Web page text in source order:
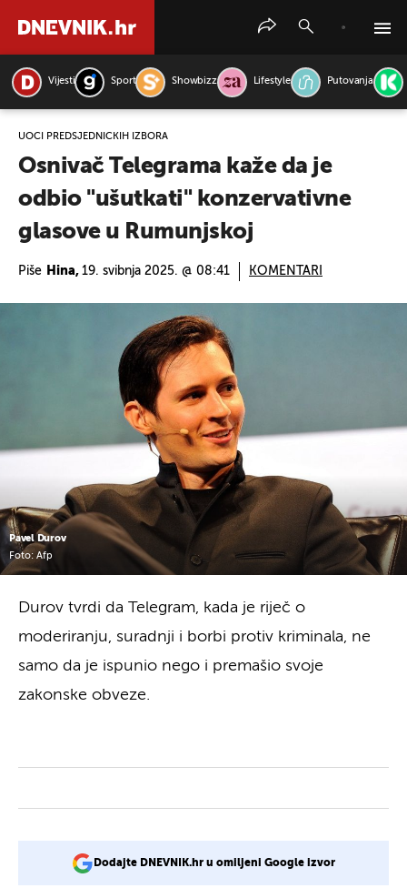
Vijesti Sport Showbizz Lifestyle Putovanja
UOČI PREDSJEDNIČKIH IZBORA
Osnivač Telegrama kaže da je
odbio "ušutkati" konzervativne
glasove u Rumunjskoj
Piše Hina, 19. svibnja 2025. @ 08:41 KOMENTARI
Pavel Durov
Foto: Afp
Durov tvrdi da Telegram, kada je riječ o
moderiranju, suradnji i borbi protiv kriminala, ne
samo da je ispunio nego i premašio svoje
zakonske obveze.
Dodajte DNEVNIK.hr u omiljeni Google izvor
PRETRAŽITE VIJESTI